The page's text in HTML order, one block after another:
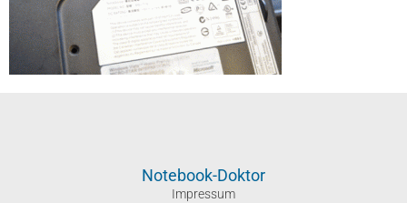
Notebook-Doktor
Impressum